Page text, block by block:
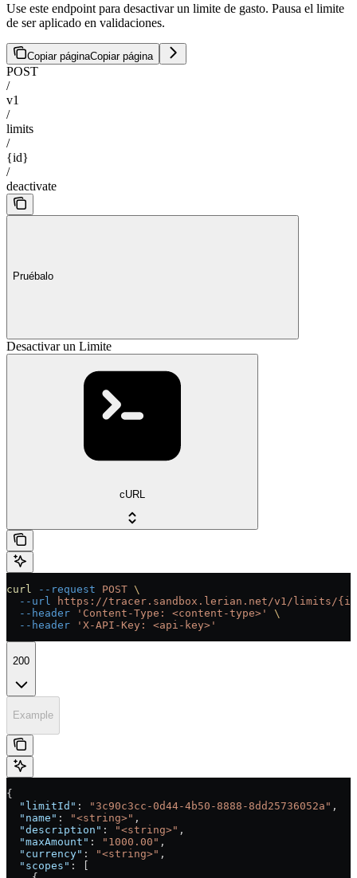
Use este endpoint para desactivar un limite de gasto. Pausa el limite
de ser aplicado en validaciones.
Copiar páginaCopiar página
POST
/
v1
/
limits
/
{id}
/
deactivate
Pruébalo
Desactivar un Limite
cURL
curl --request POST \
  --url
https://tracer.sandbox.lerian.net/v1/limits/
  --header
'Content-Type: <content-type>'
\
  --header
'X-API-Key: <api-key>'
200
Example
{
  "limitId"
: "3c90c3cc-0d44-4b50-8888-8dd25736052a" ,
  "name"
: "<string>" ,
  "description"
: "<string>" ,
  "maxAmount"
: "1000.00" ,
  "currency"
: "<string>" ,
  "scopes"
: [